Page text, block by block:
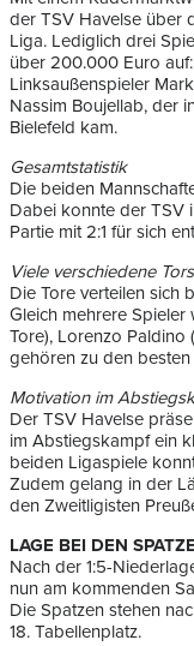
der TSV Havelse über
Liga. Lediglich drei
über 200.000 Euro
Linksaußenspieler
Nassim Boujellab, der
Bielefeld kam.
Gesamtstatistik
Die beiden
Dabei konnte der TSV
Partie mit 2:1 für sich
Viele verschiedene
Die Tore verteilen sich
Gleich mehrere Spieler
Tore), Lorenzo Paldino
gehören zu den besten
Motivation im
Der TSV Havelse
im Abstiegskampf ein
beiden Ligaspiele
Zudem gelang in der
den Zweitligisten
LAGE BEI DEN
Nach der 1:5-
nun am kommenden
Die Spatzen stehen
18. Tabellenplatz.